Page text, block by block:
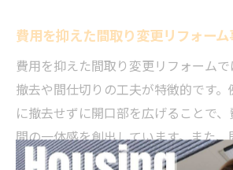
費用を抑えた間取り変更リフォー
費用を抑えた間取り変更リフォーム
撤去や間仕切りの工夫が特徴的です
に撤去せずに開口部を広げることで
間の一体感を創出しています。また
や簡易的な仕上げ材の活用もコスト削